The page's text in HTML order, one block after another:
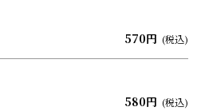
570円 (税込)
580円 (税込)